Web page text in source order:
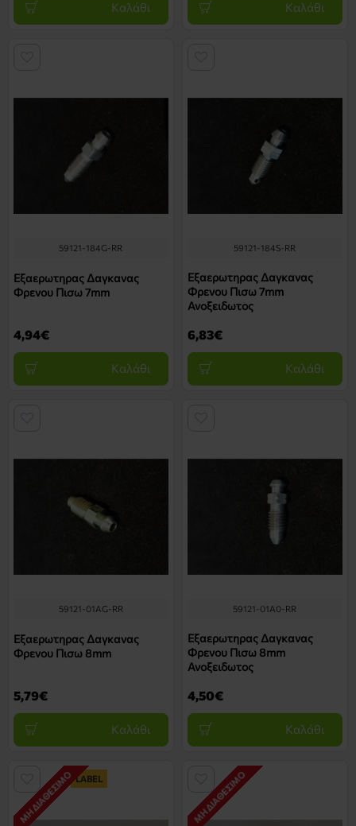
Καλάθι Καλάθι
59121-184G-RR
Εξαερωτηρας Δαγκανας
Φρενου Πισω 7mm
4,94€
Καλάθι
59121-184S-RR
Εξαερωτηρας Δαγκανας
Φρενου Πισω 7mm
Ανοξειδωτος
6,83€
Καλάθι
59121-01AG-RR
Εξαερωτηρας Δαγκανας
Φρενου Πισω 8mm
5,79€
Καλάθι
59121-01A0-RR
Εξαερωτηρας Δαγκανας
Φρενου Πισω 8mm
Ανοξειδωτος
4,50€
Καλάθι
LABEL
ΜΗ ΔΙΑΘΈΣΙΜΟ ΜΗ ΔΙΑΘΈΣΙΜΟ